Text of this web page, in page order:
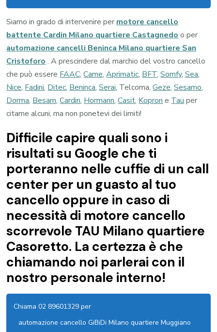
Siamo in grado di intervenire per motore cancello
battente Cardin Milano quartiere Castagnedo o per
automazione cancelli Beninca Milano quartiere San
Cristoforo . A prescindere dal marchio del vostro cancello
che può essere FAAC,Came,Aprimatic, BFT,Somfy,Sea,
Nice, Fadini, Ditec, Beninca,Serai, Telcoma,Geze,Sesamo,
Dorma, Besam,Cardin, Hormann,Casit, Kopron e Tau per
citarne alcuni, ma non ponetevi dei limiti!
Difficile capire quali sono i
risultati su Google che ti
porteranno nelle cuffie di un call
center per un guasto al tuo
cancello oppure in caso di
necessità di motore cancello
scorrevole TAU Milano quartiere
Casoretto. La certezza è che
chiamando noi parlerai con il
nostro personale interno!
Chiama 02 89601329 per
automazione cancello GiBiDi Milano quartiere Muggiano